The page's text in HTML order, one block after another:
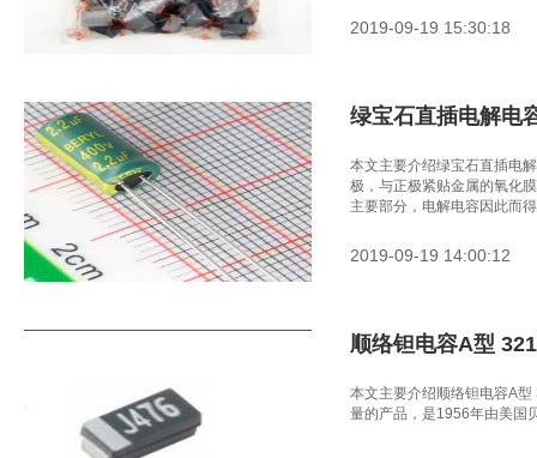
2019-09-19 15:30:18
绿宝石直插电解电
本文主要介绍绿宝石直插电
极，与正极紧贴金属的氧化
主要部分，电解电容因此而
2019-09-19 14:00:12
顺络钽电容A型
本文主要介绍顺络钽电容A
量的产品，是1956年由美国